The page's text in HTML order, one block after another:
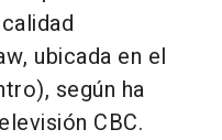
ubicada en el
según ha
CBC.